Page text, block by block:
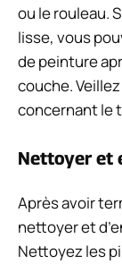
ou le rouleau.
lisse, vous
de peinture
couche.
concernant le
Nettoyer et
Après avoir
nettoyer et
Nettoyez les